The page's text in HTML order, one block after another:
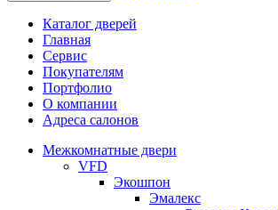
Каталог дверей
Главная
Сервис
Покупателям
Портфолио
О компании
Адреса салонов
Межкомнатные двери
VFD
Экошпон
Эмалекс